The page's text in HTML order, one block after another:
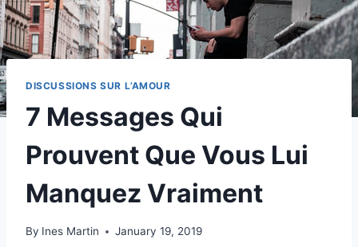
DISCUSSIONS SUR L’AMOUR
7 Messages Qui
Prouvent Que Vous Lui
Manquez Vraiment
By Ines Martin January 19, 2019